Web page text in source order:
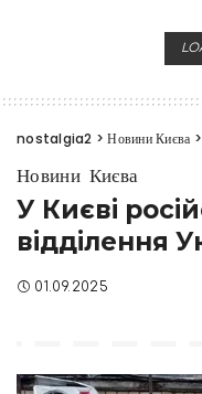
nostalgia2 >Новини Києва
Новини Києва
У Києві
відділення
01.09.2025